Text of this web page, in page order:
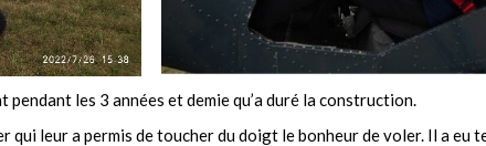
les 3 années et demie qu’a duré la construction.
qui leur a permis de toucher du doigt le bonheur de voler. Il a eu